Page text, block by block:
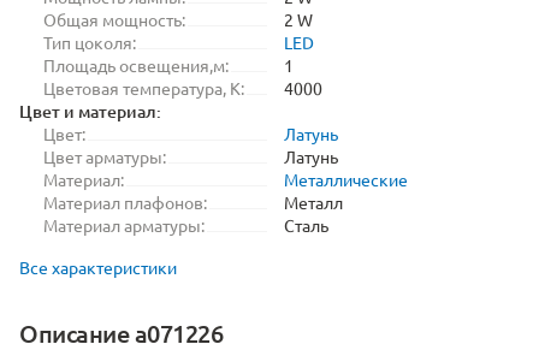
Общая мощность:
2 W
Тип цоколя:
LED
Площадь освещения,м:
1
Цветовая температура, K:
4000
Цвет и материал:
Цвет:
Латунь
Цвет арматуры:
Латунь
Материал:
Металлические
Материал плафонов:
Металл
Материал арматуры:
Сталь
Все характеристики
Описание a071226